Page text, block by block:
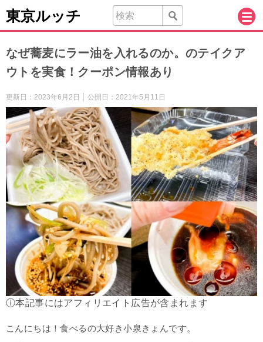
東京ルッチ
なぜ蕎麦にラー油を入れるのか。のテイクア
ウトを実食！クーポン情報あり
更新日： 2023年6月2日 公開日： 2021年5月11日
ⓘ本記事にはアフィリエイト広告が含まれます
こんにちは！食べるの大好き小泉きょんです。